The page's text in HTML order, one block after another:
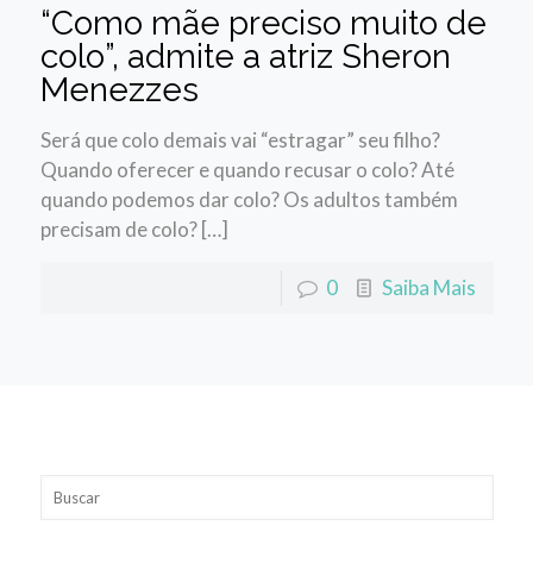
“Como mãe preciso muito de
colo”, admite a atriz Sheron
Menezzes
Será que colo demais vai “estragar” seu filho?
Quando oferecer e quando recusar o colo? Até
quando podemos dar colo? Os adultos também
precisam de colo? […]
0 Saiba Mais